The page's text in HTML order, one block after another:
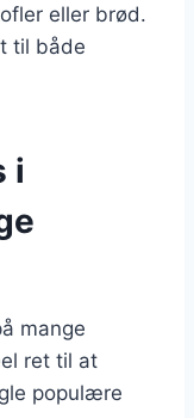
eller brød.
til både
i
mange
ret til at
populære